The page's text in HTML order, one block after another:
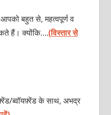
बहुत से, महत्वपूर्ण व
हैं। क्योंकि….(विस्तार से
ब्वॉयफ़्रेंड के साथ, अभद्र